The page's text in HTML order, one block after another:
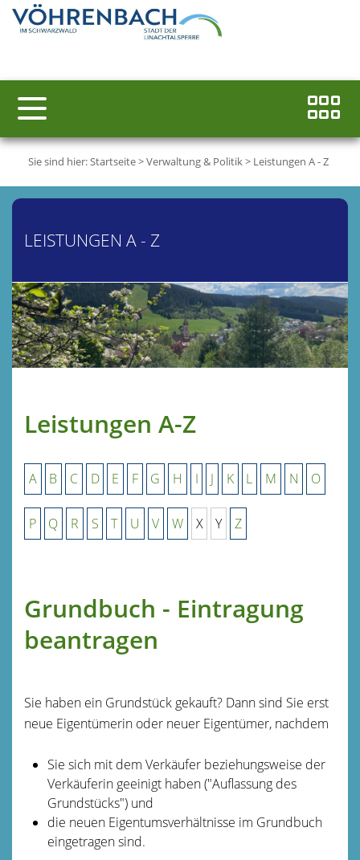
Sie sind hier:Startseite>Verwaltung & Politik> Leistungen A - Z
LEISTUNGEN A - Z
Leistungen A-Z
A B C D E F G H I J K L M N O
P Q R S T U V W X Y Z
Grundbuch - Eintragung
beantragen
Sie haben ein Grundstück gekauft? Dann sind Sie erst
neue Eigentümerin oder neuer Eigentümer, nachdem
Sie sich mit dem Verkäufer beziehungsweise der
Verkäuferin geeinigt haben ("Auflassung des
Grundstücks") und
die neuen Eigentumsverhältnisse im Grundbuch
eingetragen sind.